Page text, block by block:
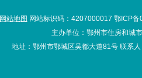
网站地图 网站标识码：4207000017 鄂ICP
主办单位：鄂州市住房和城
地址：鄂州市鄂城区吴都大道81号 联系